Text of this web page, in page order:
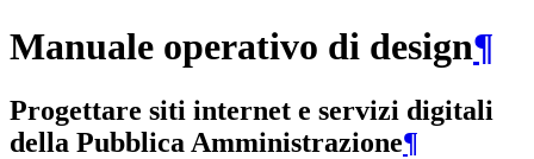
Manuale operativo di design¶
Progettare siti internet e servizi digitali
della Pubblica Amministrazione¶